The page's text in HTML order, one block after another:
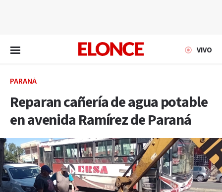
VIVO
PARANÁ
Reparan cañería de agua potable
en avenida Ramírez de Paraná